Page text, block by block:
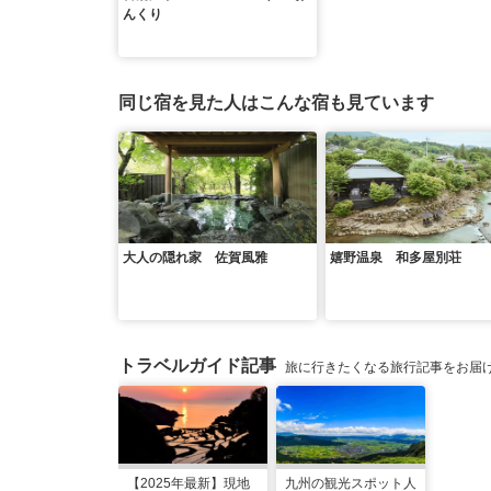
んくり
同じ宿を見た人はこんな宿も見ています
大人の隠れ家 佐賀風雅 嬉野温泉 和多屋別荘
トラベルガイド記事 旅に行きたくなる旅行記事をお届
【2025年最新】現地 九州の観光スポット人